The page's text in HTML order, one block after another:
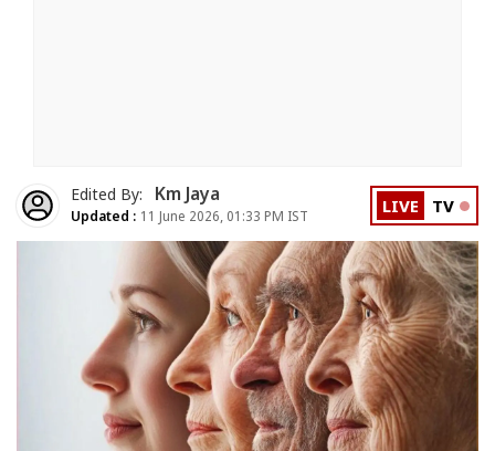
Edited By: Km Jaya
Updated : 11 June 2026, 01:33 PM IST LIVE TV